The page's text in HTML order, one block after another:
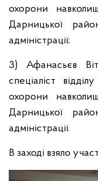
охорони
Дарницької
адміністрації;
3) Афанасьєв
спеціаліст
охорони
Дарницької
адміністрації.
В заході взяло